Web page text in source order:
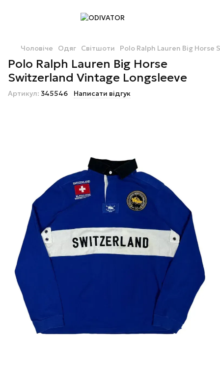
Чоловіче Одяг Світшоти Polo Ralph Lauren Big
Polo Ralph Lauren Big Horse
Switzerland Vintage Longsleeve
Артикул: 345546 Написати відгук